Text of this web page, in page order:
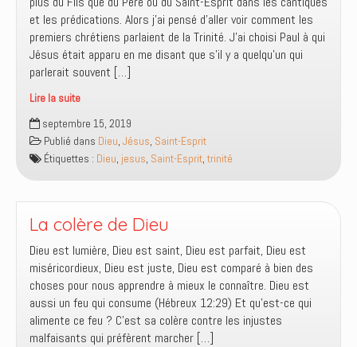
et les prédications. Alors j’ai pensé d’aller voir comment les
premiers chrétiens parlaient de la Trinité. J’ai choisi Paul à qui
Jésus était apparu en me disant que s’il y a quelqu’un qui
parlerait souvent […]
Lire la suite
Père,
Fils
et
Saint-
leur
fréquence
septembre 15, 2019
Publié dans Dieu, Jésus, Saint-Esprit
Étiquettes : Dieu, jesus, Saint-Esprit, trinité
La colère de Dieu
Dieu est lumière, Dieu est saint, Dieu est parfait, Dieu est
miséricordieux, Dieu est juste, Dieu est comparé à bien des
choses pour nous apprendre à mieux le connaître. Dieu est
aussi un feu qui consume (Hébreux 12:29) Et qu’est-ce qui
alimente ce feu ? C’est sa colère contre les injustes
malfaisants qui préfèrent marcher […]